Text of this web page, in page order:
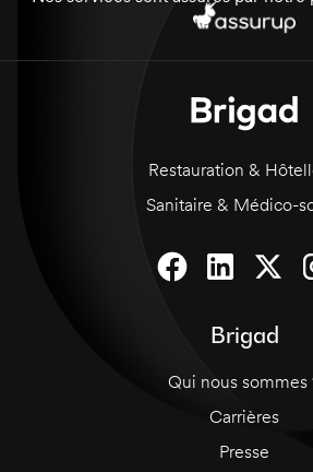
Une bonne attitude et une
Restauration &
Sanitaire & Médico-
Brigad
Qui nous sommes
Carrières
Presse